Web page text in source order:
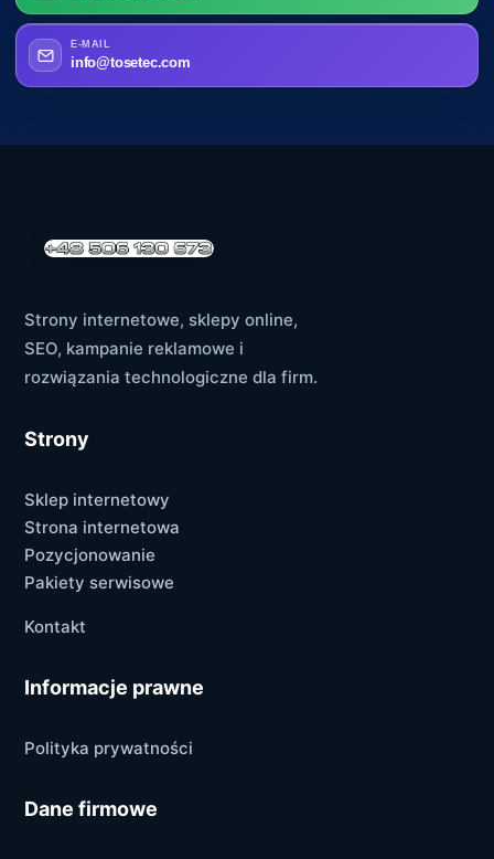
E-MAIL
info@tosetec.com
Strony internetowe, sklepy online,
SEO, kampanie reklamowe i
rozwiązania technologiczne dla firm.
Strony
Sklep internetowy
Strona internetowa
Pozycjonowanie
Pakiety serwisowe
Kontakt
Informacje prawne
Polityka prywatności
Dane firmowe